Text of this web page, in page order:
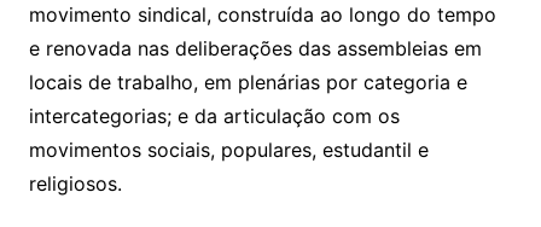
movimento sindical, construída ao longo do tempo
e renovada nas deliberações das assembleias em
locais de trabalho, em plenárias por categoria e
intercategorias; e da articulação com os
movimentos sociais, populares, estudantil e
religiosos.